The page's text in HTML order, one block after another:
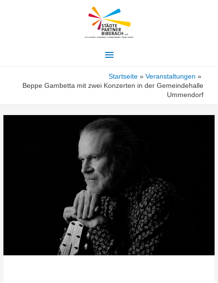
Hauptmenü
Startseite
Veranstaltungen
Beppe Gambetta mit zwei Konzerten in der Gemeindehalle
Ummendorf